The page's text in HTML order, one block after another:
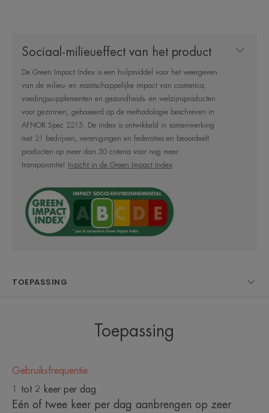
voor ongemak en uitdroging.
• Het LIPID:B2 complex stimuleert de synthese van
ceramiden, essentieel voor de bescherming van de
huid.
Resultaat: een onmiddellijk gekalmeerde huid... en
dat 6 maanden lang* !
Zonder parfum, niet-comedogeen en steriel verpakt.
XERACALM AD crème garandeert doeltreffendheid,
veiligheid en maximale tolerantie, zelfs op de meest
Sociaal-milieueffect van het product
De Green Impact Index is een hulpmiddel voor het weergeven
van de milieu- en maatschappelijke impact van cosmetica,
voedingssupplementen en gezondheids- en welzijnsproducten
voor gezinnen, gebaseerd op de methodologie beschreven in
AFNOR Spec 2215. De index is ontwikkeld in samenwerking
met 21 bedrijven, verenigingen en federaties en beoordeelt
producten op meer dan 50 criteria voor nog meer
transparantie!
Inzicht in de Green Impact Index
TOEPASSING
Toepassing
Gebruiksfrequentie
1 tot 2 keer per dag
Eén of twee keer per dag aanbrengen op zeer